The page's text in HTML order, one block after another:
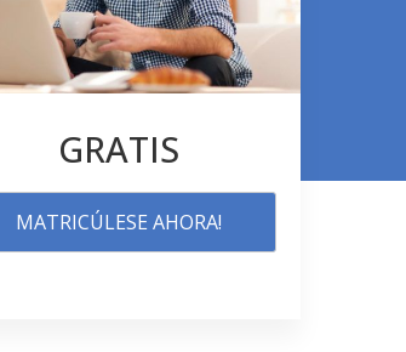
GRATIS
MATRICÚLESE AHORA!